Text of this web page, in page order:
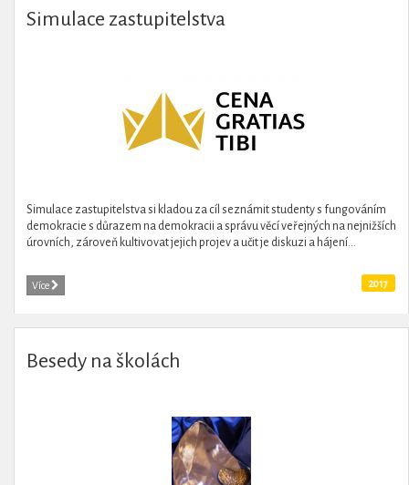
Simulace zastupitelstva
Simulace zastupitelstva si kladou za cíl seznámit studenty s fungováním
demokracie s důrazem na demokracii a správu věcí veřejných na nejnižších
úrovních, zároveň kultivovat jejich projev a učit je diskuzi a hájení...
Více 2017
Besedy na školách